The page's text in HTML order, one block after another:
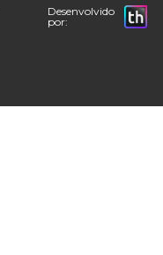
Desenvolvido
por: